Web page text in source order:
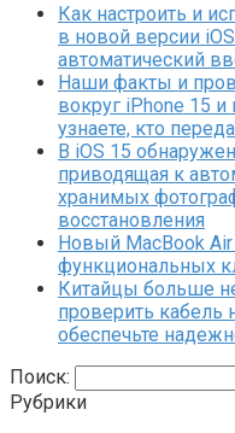
Как настроить и
в новой версии
автоматический
Наши факты и
вокруг iPhone 15
узнаете, кто
В iOS 15
приводящая к
хранимых
восстановления
Новый MacBook
функциональных
Китайцы больше
проверить кабель
обеспечьте
Поиск:
Рубрики